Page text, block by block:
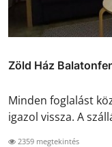
Zöld Ház
Minden foglalást
igazol vissza. A
2359 megtekintés